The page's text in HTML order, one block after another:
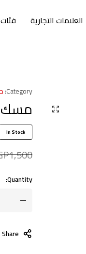
العلامات التجارية
Category:
مسك
In Stock
1,500
Quantity:
Share